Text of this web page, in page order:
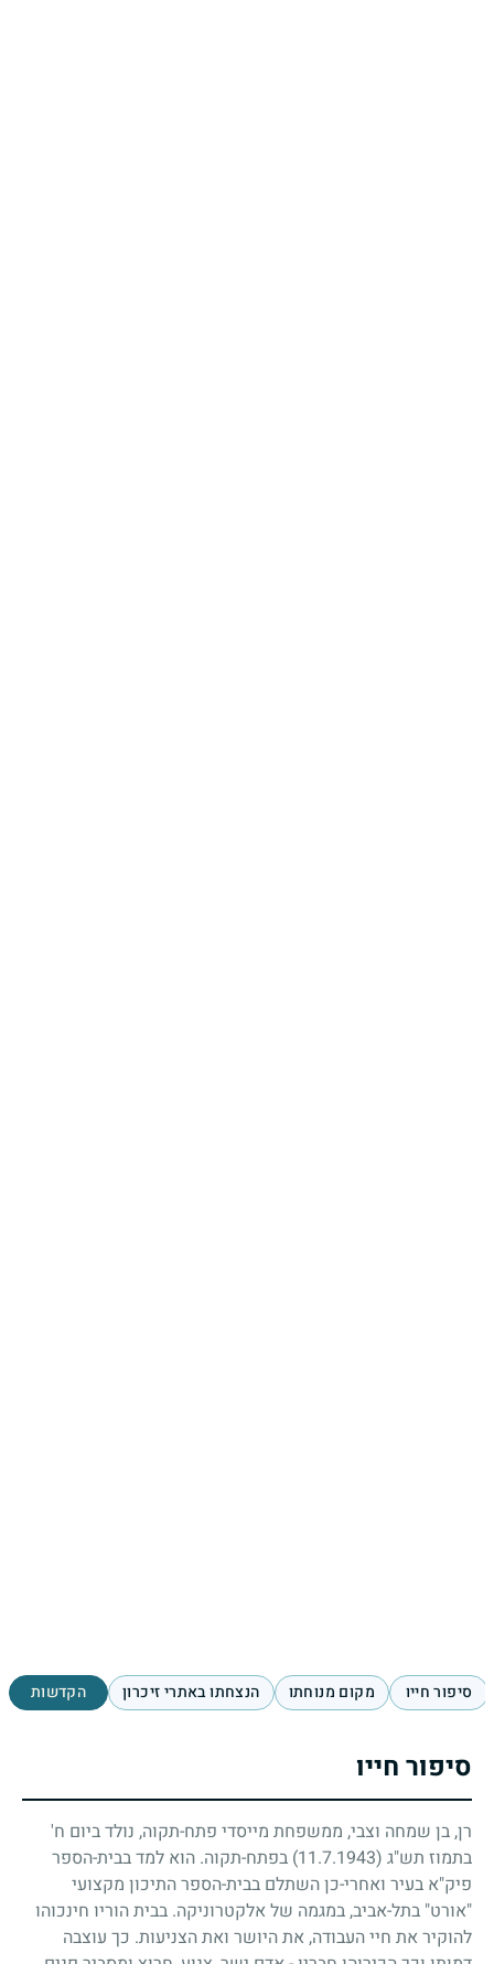
סיפור חייו מקום מנוחתו הנצחתו באתרי זיכרון הקדשות
סיפור חייו
רן, בן שמחה וצבי, ממשפחת מייסדי פתח-תקוה, נולד ביום ח'
בתמוז תש"ג (11.7.1943)
בפתח-תקוה. הוא למד בבית-הספר
פיק"א בעיר ואחרי-כן השתלם בבית-הספר התיכון מקצועי
"אורט" בתל-אביב, במגמה של אלקטרוניקה. בבית הוריו חינכוהו
להוקיר את חיי העבודה, את היושר ואת הצניעות. כך עוצבה